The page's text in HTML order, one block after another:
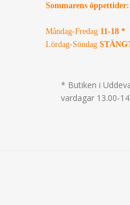
Sommarens öppettider:
Måndag-Fredag 11-18 *
Lördag-Söndag
* Butiken i
vardagar 13.00-